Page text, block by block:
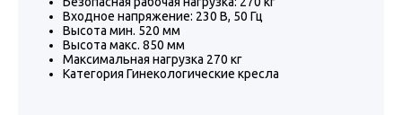
Входное напряжение: 230 В, 50 Гц
Высота мин. 520 мм
Высота макс. 850 мм
Максимальная нагрузка 270 кг
Категория Гинекологические кресла